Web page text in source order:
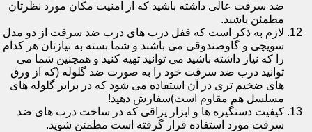
ضد سرقت عالی داشته باشید که از امنیت مکان مورد نظرتان
مطمئن باشید.
لازم به ذکر است که قفل درب های درب ضد سرقت از دو مدل
سویچی و گاوصندوقی می باشند و شما بسته به نیازتان هر کدام
را که نیاز داشته باشید می توانید تهیه کنید و همچنین شما می
توانید درب ضد سرقت خود را به صورت ضد گلوله (که از ورق
های ضخیم تری در آن استفاده می شود که در برابر گلوله های
مسلسل هم مقاوم است)سفارش دهید!
کیفیت دستگیره ها و ابزار یراقی که در ساخت درب های ضد
سرقت مورد استفاده قرار گرفته است مطمئن شوید.